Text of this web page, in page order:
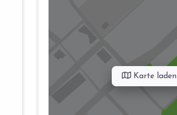
Karte laden